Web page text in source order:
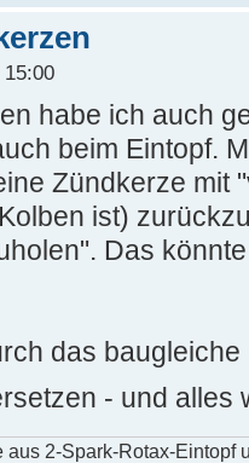
habe ich auch
beim Eintopf.
Zündkerze mit
ist)
Das
das baugleiche
- und alles
aus 2-Spark-Rotax-Eintopf